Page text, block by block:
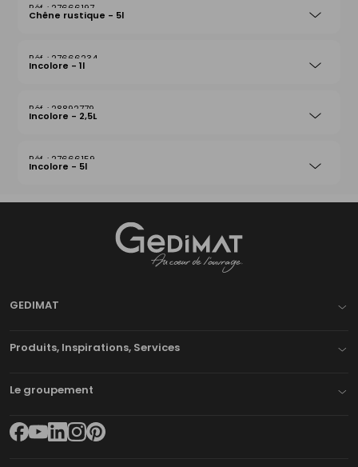
27666197
Chêne rustique - 5l
27666234
Incolore - 1l
28892779
Incolore - 2,5L
27666159
Incolore - 5l
GEDIMAT
Produits, Inspirations, Services
Le groupement